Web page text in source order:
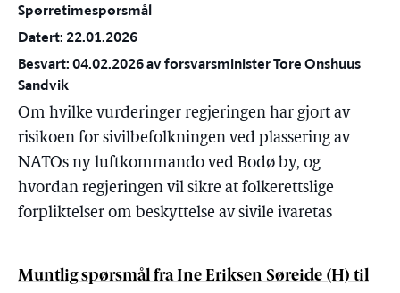
Spørretimespørsmål
Datert: 22.01.2026
Besvart: 04.02.2026 av forsvarsminister Tore Onshuus
Sandvik
Om hvilke vurderinger regjeringen har gjort av
risikoen for sivilbefolkningen ved plassering av
NATOs ny luftkommando ved Bodø by, og
hvordan regjeringen vil sikre at folkerettslige
forpliktelser om beskyttelse av sivile ivaretas
Muntlig spørsmål fra Ine Eriksen Søreide (H) til